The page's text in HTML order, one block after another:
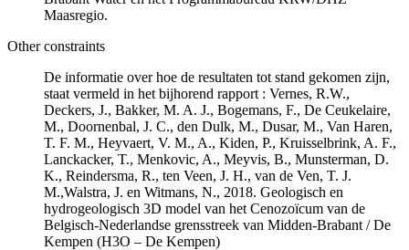
Maasregio.
Other constraints
De informatie over hoe de resultaten tot stand gekomen zijn,
staat vermeld in het bijhorend rapport : Vernes, R.W.,
Deckers, J., Bakker, M. A. J., Bogemans, F., De Ceukelaire,
M., Doornenbal, J. C., den Dulk, M., Dusar, M., Van Haren,
T. F. M., Heyvaert, V. M., A., Kiden, P., Kruisselbrink, A. F.,
Lanckacker, T., Menkovic, A., Meyvis, B., Munsterman, D.
K., Reindersma, R., ten Veen, J. H., van de Ven, T. J.
M.,Walstra, J. en Witmans, N., 2018. Geologisch en
hydrogeologisch 3D model van het Cenozoïcum van de
Belgisch-Nederlandse grensstreek van Midden-Brabant / De
Kempen (H3O – De Kempen)